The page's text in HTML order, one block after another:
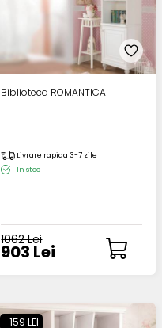
Biblioteca ROMANTICA
Livrare rapida 3-7 zile
In stoc
1062 Lei
903 Lei
-159 LEI